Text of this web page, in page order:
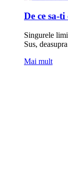
De ce sa-
Singurele
Sus,
Mai mult